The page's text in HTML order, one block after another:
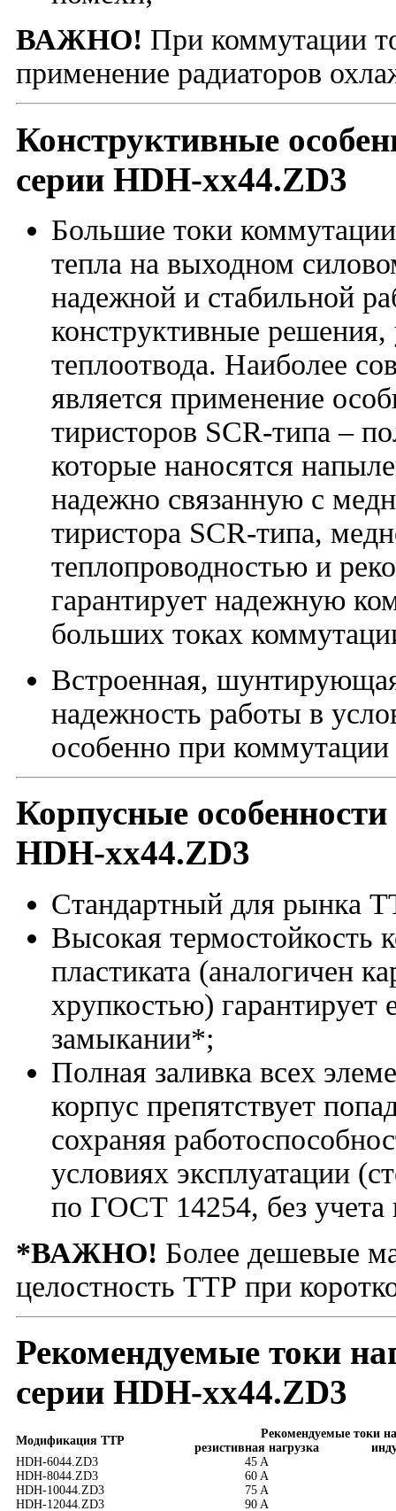
ВАЖНО! При коммутации
применение радиаторов
Конструктивные
серии HDH-xx44.ZD3
Большие токи
тепла на выходном
надежной и стабильной
конструктивные
теплоотвода. Наиболее
является применение
тиристоров SCR-типа –
которые наносятся
надежно связанную с
тиристора SCR-типа,
теплопроводностью и
гарантирует надежную
больших токах
Встроенная,
надежность работы в
особенно при коммутации
Корпусные
HDH-xx44.ZD3
Стандартный для рынка
Высокая термостойкость
пластиката (аналогичен
хрупкостью) гарантирует
замыкании*;
Полная заливка всех
корпус препятствует
сохраняя
условиях эксплуатации
по ГОСТ 14254, без
*ВАЖНО! Более дешевые
целостность ТТР при
Рекомендуемые токи
серии HDH-xx44.ZD3
Модификация ТТР
Рекомендуемые токи
резистивная нагрузка
HDH-6044.ZD3
45 A
HDH-8044.ZD3
60 A
HDH-10044.ZD3
75 A
HDH-12044.ZD3
90 A